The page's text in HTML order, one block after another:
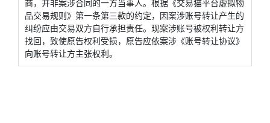
商，并非案涉合同的一方当事人。根据《交易猫平台虚拟物
品交易规则》第一条第三款的约定，因案涉账号转让产生的
纠纷应由交易双方自行承担责任。现案涉账号被权利转让方
找回，致使原告权利受损，原告应依案涉《账号转让协议》
向账号转让方主张权利。